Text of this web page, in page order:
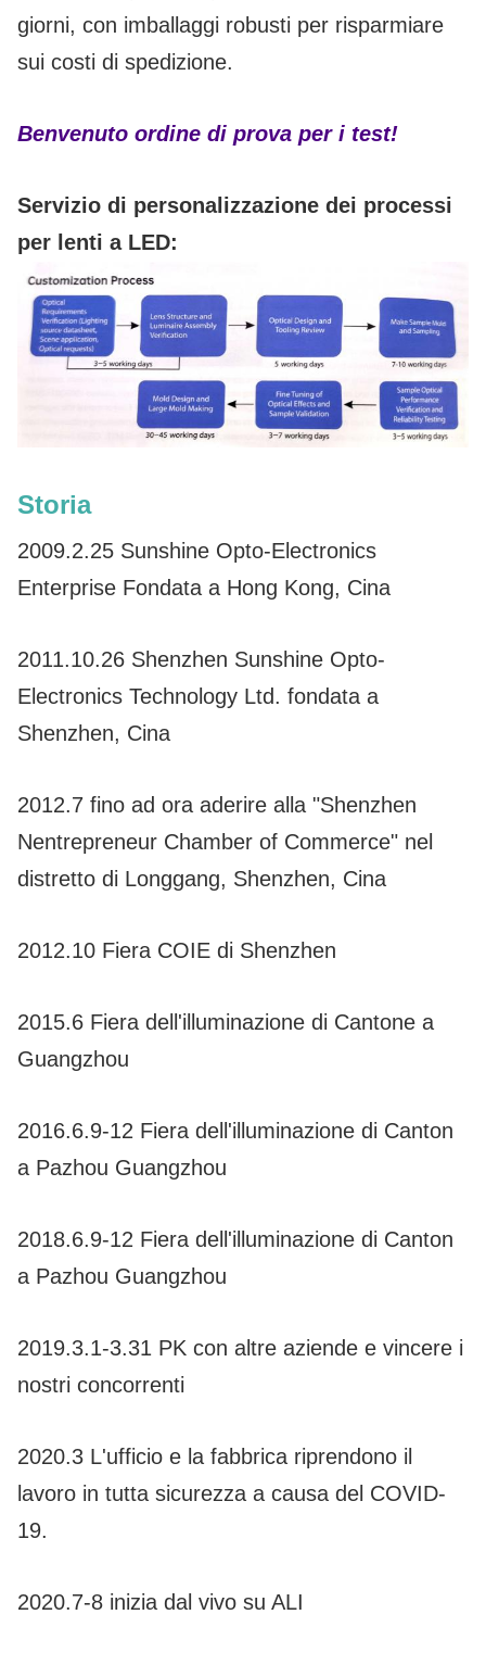
giorni, con imballaggi robusti per risparmiare
sui costi di spedizione.
Benvenuto ordine di prova per i test!
Servizio di personalizzazione dei processi
per lenti a LED:
Storia
2009.2.25 Sunshine Opto-Electronics
Enterprise Fondata a Hong Kong, Cina
2011.10.26 Shenzhen Sunshine Opto-
Electronics Technology Ltd. fondata a
Shenzhen, Cina
2012.7 fino ad ora aderire alla "Shenzhen
Nentrepreneur Chamber of Commerce" nel
distretto di Longgang, Shenzhen, Cina
2012.10 Fiera COIE di Shenzhen
2015.6 Fiera dell'illuminazione di Cantone a
Guangzhou
2016.6.9-12 Fiera dell'illuminazione di Canton
a Pazhou Guangzhou
2018.6.9-12 Fiera dell'illuminazione di Canton
a Pazhou Guangzhou
2019.3.1-3.31 PK con altre aziende e vincere i
nostri concorrenti
2020.3 L'ufficio e la fabbrica riprendono il
lavoro in tutta sicurezza a causa del COVID-
19.
2020.7-8 inizia dal vivo su ALI